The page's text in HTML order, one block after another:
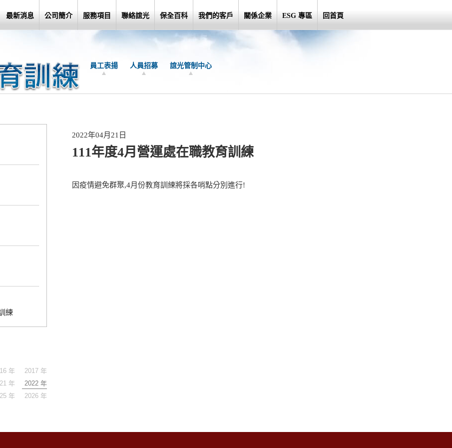
最新消息 公司簡介 服務項目 聯絡誼光 保全百科 我們的客戶 關係企業 ESG 專區 回首頁
員工表揚 人員招募 誼光管制中心
練
年
2017 年
年
2022 年
年 2026 年
2022年04月21日
111年度4月營運處在職教育訓練
因疫情避免群聚,4月份教育訓練將採各哨點分別進行!